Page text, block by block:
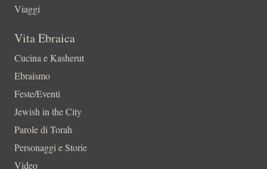
Viaggi
Vita Ebraica
Cucina e Kasherut
Ebraismo
Feste/Eventi
Jewish in the City
Parole di Torah
Personaggi e Storie
Video